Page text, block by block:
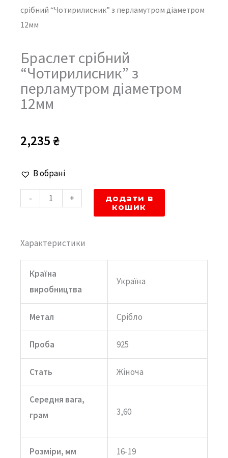
срібний “Чотирилисник” з перламутром діаметром
12мм
Браслет срібний
“Чотирилисник” з
перламутром діаметром
12мм
2,235₴
В обрані
-
Браслет
срібний
"Чотирилисник"
діаметром
кількість
+
додати в
кошик
Характеристики
Країна
виробництва
Україна
Метал Срібло
Проба 925
Стать Жіноча
Середня вага,
грам
3,60
Розміри, мм 16-19